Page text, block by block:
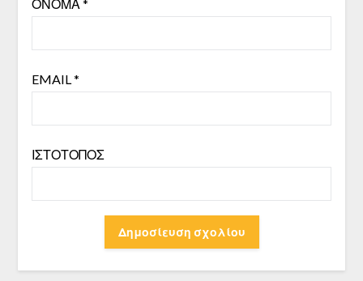
ΌΝΟΜΑ *
EMAIL*
ΙΣΤΌΤΟΠΟΣ